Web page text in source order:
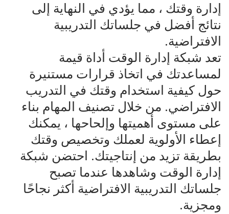
إدارة وقتك ، مما يؤدي في النهاية إلى
نتائج أفضل في جلساتك التدريبية
الافتراضية.
تعد شبكة إدارة الوقت أداة قيمة
لمساعدتك في اتخاذ قرارات مستنيرة
حول كيفية استخدام وقتك في التدريب
الافتراضي. من خلال تصنيف المهام بناء
على مستوى أهميتها وإلحاحها ، يمكنك
إعطاء الأولوية لعملك وتخصيص وقتك
بطريقة تزيد من إنتاجيتك. احتضن شبكة
إدارة الوقت وشاهدها عندما تصبح
جلساتك التدريبية الافتراضية أكثر نجاحًا
ومجزية.